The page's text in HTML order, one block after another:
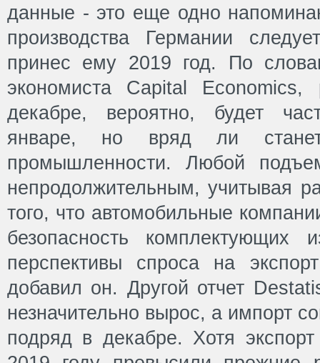
данные - это еще одно
производства Германии
принес ему 2019 год. По
экономиста Capital Economics,
декабре, вероятно, будет
январе, но вряд ли
промышленности. Любой
непродолжительным, учитывая
того, что автомобильные
безопасность комплектующих
перспективы спроса на
добавил он. Другой отчет
незначительно вырос, а импорт
подряд в декабре. Хотя